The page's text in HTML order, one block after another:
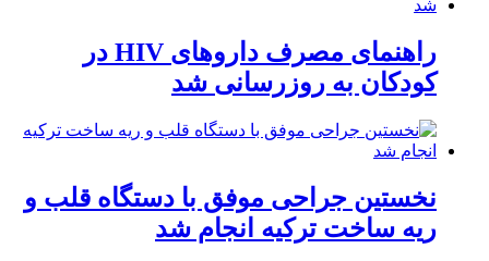
راهنمای مصرف داروهای HIV در
کودکان به روزرسانی شد
نخستین جراحی موفق با دستگاه قلب و
ریه ساخت ترکیه انجام شد